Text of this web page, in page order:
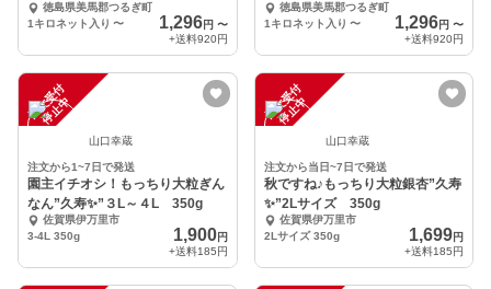
徳島県美馬郡つるぎ町
1キロネット入り 〜 1,296円 〜
+送料920円
徳島県美馬郡つるぎ町
1キロネット入り 〜 1,296円 〜
+送料920円
注
文
受
付
停
止
中
山口幸蔵
注文から1~7日で発送
園主イチオシ！もっちり大粒ぎん
なん”久寿✨”３L～４L 350g
佐賀県伊万里市
3-4L 350g
1,900円
+送料185円
注
文
受
付
停
止
中
山口幸蔵
注文から当日~7日で発送
秋ですね♪もっちり大粒銀杏”久寿
✨”2Lサイズ 350g
佐賀県伊万里市
2Lサイズ 350g
1,699円
+送料185円